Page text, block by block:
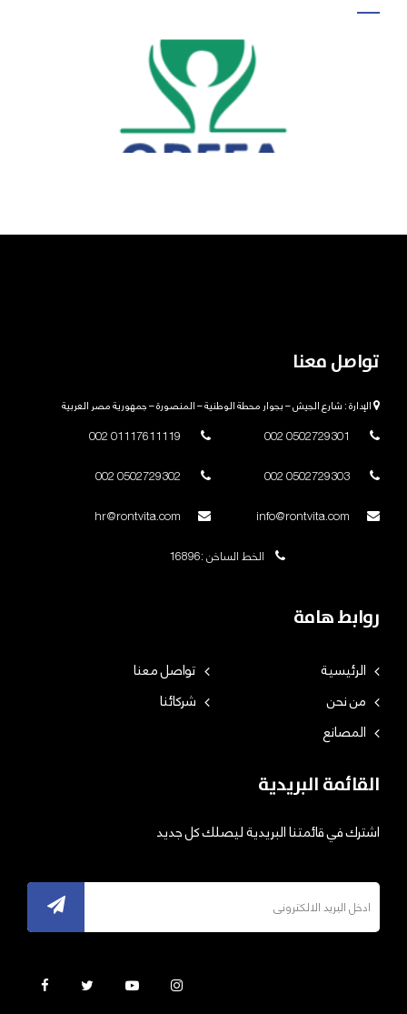
تواصل معنا
الإدارة : شارع الجيش – بجوار محطة الوطنية – المنصورة – جمهورية مصر العربية
الخط الساخن :16896
روابط هامة
الرئيسية
تواصل معنا
من نحن
شركائنا
المصانع
القائمة البريدية
اشترك في قائمتنا البريدية ليصلك كل جديد